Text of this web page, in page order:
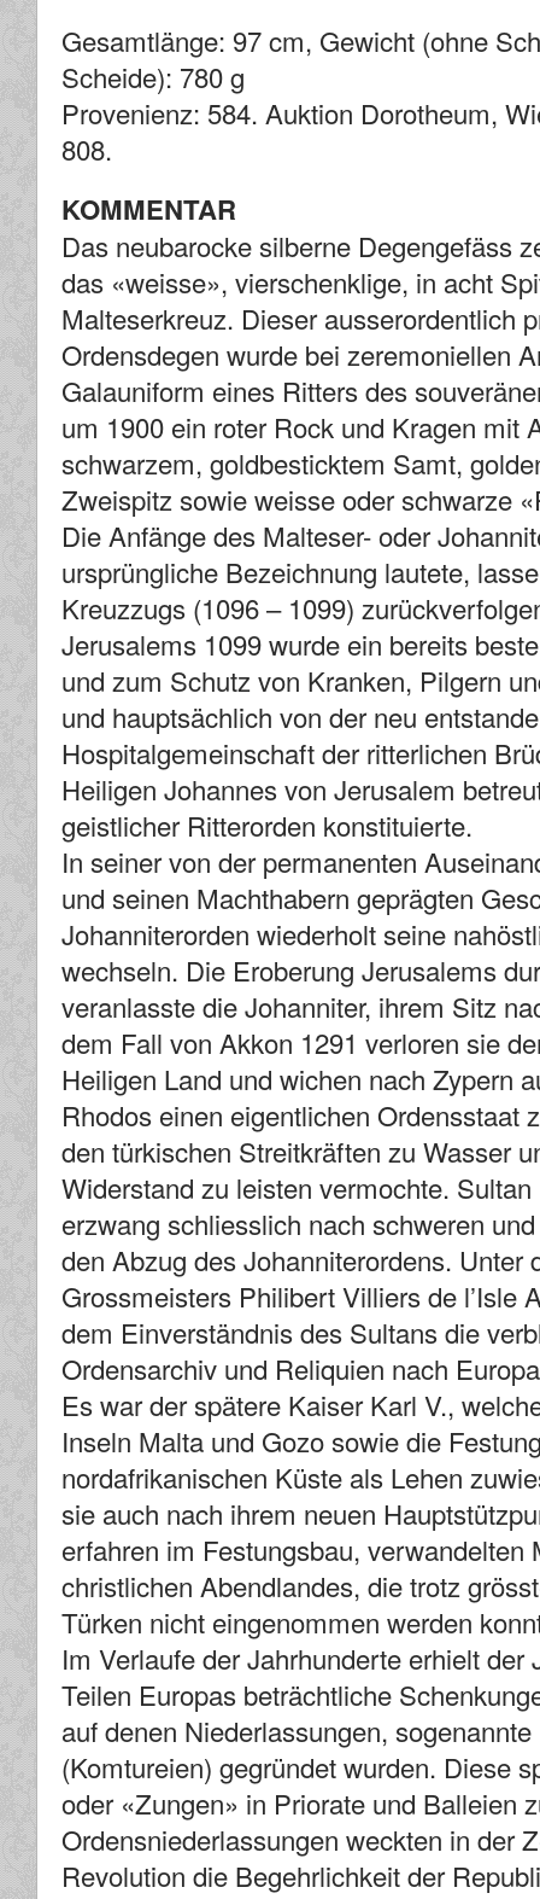
Gesamtlänge: 97 cm, Gewicht (ohne
Scheide): 780 g
Provenienz: 584. Auktion Dorotheum,
808.
KOMMENTAR
Das neubarocke silberne Degengefäss
das «weisse», vierschenklige, in acht
Malteserkreuz. Dieser ausserordentlich
Ordensdegen wurde bei zeremoniellen
Galauniform eines Ritters des
um 1900 ein roter Rock und Kragen mit
schwarzem, goldbesticktem Samt,
Zweispitz sowie weisse oder schwarze
Die Anfänge des Malteser- oder
ursprüngliche Bezeichnung lautete,
Kreuzzugs (1096 – 1099)
Jerusalems 1099 wurde ein bereits
und zum Schutz von Kranken, Pilgern
und hauptsächlich von der neu
Hospitalgemeinschaft der ritterlichen
Heiligen Johannes von Jerusalem
geistlicher Ritterorden konstituierte.
In seiner von der permanenten
und seinen Machthabern geprägten
Johanniterorden wiederholt seine
wechseln. Die Eroberung Jerusalems
veranlasste die Johanniter, ihrem Sitz
dem Fall von Akkon 1291 verloren sie
Heiligen Land und wichen nach Zypern
Rhodos einen eigentlichen Ordensstaat
den türkischen Streitkräften zu Wasser
Widerstand zu leisten vermochte.
erzwang schliesslich nach schweren
den Abzug des Johanniterordens. Unter
Grossmeisters Philibert Villiers de l’Isle
dem Einverständnis des Sultans die
Ordensarchiv und Reliquien nach
Es war der spätere Kaiser Karl V.,
Inseln Malta und Gozo sowie die
nordafrikanischen Küste als Lehen
sie auch nach ihrem neuen
erfahren im Festungsbau, verwandelten
christlichen Abendlandes, die trotz
Türken nicht eingenommen werden
Im Verlaufe der Jahrhunderte erhielt der
Teilen Europas beträchtliche
auf denen Niederlassungen,
(Komtureien) gegründet wurden. Diese
oder «Zungen» in Priorate und Balleien
Ordensniederlassungen weckten in der
Revolution die Begehrlichkeit der